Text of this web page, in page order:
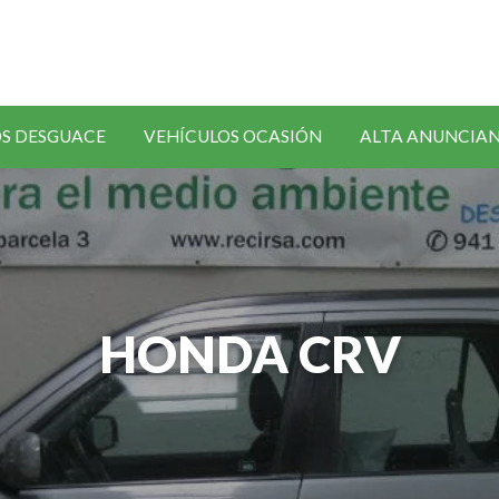
SOLICITAR
RECAMBIOS
DESGUACE VEHÍCULOS OCASIÓN ALTA
HONDA CRV